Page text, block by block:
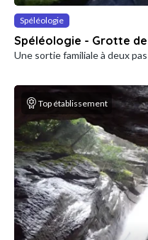
Spéléologie
Spéléologie - Grotte
Une sortie familiale à deux
Top établissement